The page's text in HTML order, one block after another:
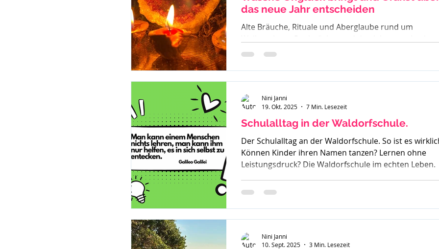
das neue Jahr entscheiden
Alte Bräuche, Rituale und Aberglaube rund um
Weihnachten, Rauhnächte und den Jahreswechsel –
warum früher vieles verboten war und was davon bis
Schulalltag in der Waldorfschule.
Der Schulalltag an der Waldorfschule. So ist es
Können Kinder ihren Namen tanzen? Lernen ohne
Leistungsdruck? Die Waldorfschule im echten Leben.
Nini Janni
19. Okt. 2025
7 Min. Lesezeit
Nini Janni
10. Sept. 2025
3 Min. Lesezeit